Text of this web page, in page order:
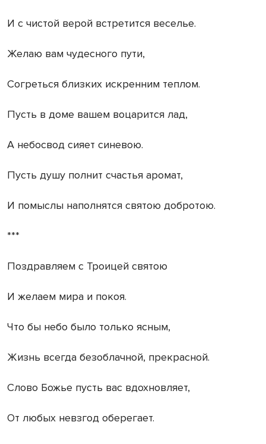
И с чистой верой встретится веселье.
Желаю вам чудесного пути,
Согреться близких искренним теплом.
Пусть в доме вашем воцарится лад,
А небосвод сияет синевою.
Пусть душу полнит счастья аромат,
И помыслы наполнятся святою добротою.
***
Поздравляем с Троицей святою
И желаем мира и покоя.
Что бы небо было только ясным,
Жизнь всегда безоблачной, прекрасной.
Слово Божье пусть вас вдохновляет,
От любых невзгод оберегает.